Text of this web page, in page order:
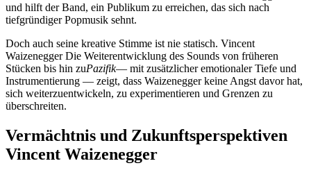
und hilft der Band, ein Publikum zu erreichen, das sich nach
tiefgründiger Popmusik sehnt.
Doch auch seine kreative Stimme ist nie statisch. Vincent
Waizenegger Die Weiterentwicklung des Sounds von früheren
Stücken bis hin zuPazifik— mit zusätzlicher emotionaler Tiefe und
Instrumentierung — zeigt, dass Waizenegger keine Angst davor hat,
sich weiterzuentwickeln, zu experimentieren und Grenzen zu
überschreiten.
Vermächtnis und Zukunftsperspektiven
Vincent Waizenegger